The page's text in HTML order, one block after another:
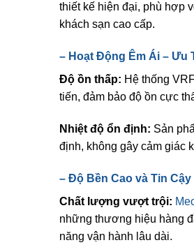
thiết kế hiện đại, phù hợp
khách sạn cao cấp.
– Hoạt Động Êm Ái – Ưu
Độ ồn thấp: Hệ thống
tiến, đảm bảo độ ồn cực
Nhiệt độ ổn định: Sản
định, không gây cảm giác
– Độ Bền Cao và Tin
Chất lượng vượt trội:
những thương hiệu hàng
năng vận hành lâu dài.